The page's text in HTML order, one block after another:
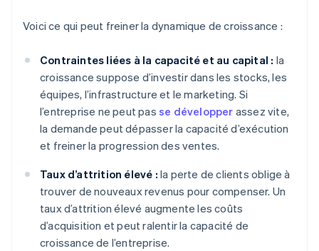
Voici ce qui peut freiner la dynamique de croissance :
Contraintes liées à la capacité et au capital : la
croissance suppose d’investir dans les stocks, les
équipes, l’infrastructure et le marketing. Si
l’entreprise ne peut pas se développer assez vite,
la demande peut dépasser la capacité d’exécution
et freiner la progression des ventes.
Taux d’attrition élevé : la perte de clients oblige à
trouver de nouveaux revenus pour compenser. Un
taux d’attrition élevé augmente les coûts
d’acquisition et peut ralentir la capacité de
croissance de l’entreprise.